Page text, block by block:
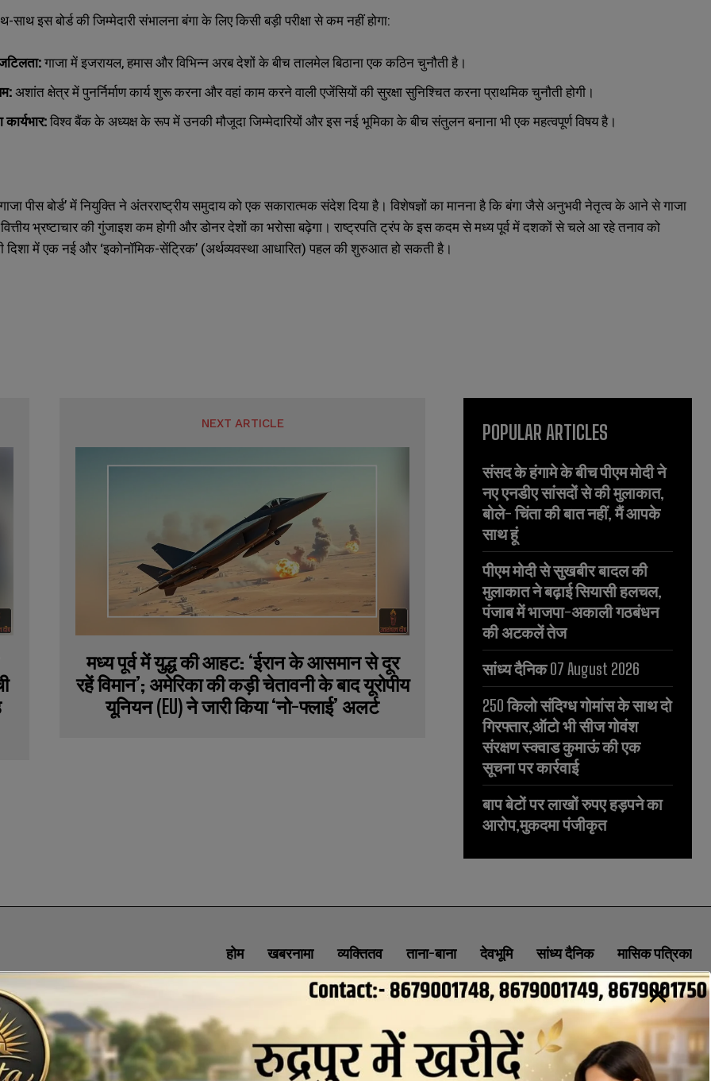
इस बोर्ड की जिम्मेदारी संभालना बंगा के लिए किसी बड़ी परीक्षा से कम नहीं होगा:
गाजा में इजरायल, हमास और विभिन्न अरब देशों के बीच तालमेल बिठाना एक कठिन चुनौती है।
अशांत क्षेत्र में पुनर्निर्माण कार्य शुरू करना और वहां काम करने वाली एजेंसियों की सुरक्षा सुनिश्चित करना प्राथमिक चुनौती होगी।
विश्व बैंक के अध्यक्ष के रूप में उनकी मौजूदा जिम्मेदारियों और इस नई भूमिका के बीच संतुलन बनाना भी एक महत्वपूर्ण विषय है।
पीस बोर्ड’ में नियुक्ति ने अंतरराष्ट्रीय समुदाय को एक सकारात्मक संदेश दिया है। विशेषज्ञों का मानना है कि बंगा जैसे अनुभवी नेतृत्व के आने से गाजा
वित्तीय भ्रष्टाचार की गुंजाइश कम होगी और डोनर देशों का भरोसा बढ़ेगा। राष्ट्रपति ट्रंप के इस कदम से मध्य पूर्व में दशकों से चले आ रहे तनाव को
दिशा में एक नई और ‘इकोनॉमिक-सेंट्रिक’ (अर्थव्यवस्था आधारित) पहल की शुरुआत हो सकती है।
NEXT ARTICLE
मध्य पूर्व में युद्ध की आहट: ‘ईरान के आसमान से दूर
रहें विमान’; अमेरिका की कड़ी चेतावनी के बाद यूरोपीय
यूनियन (EU) ने जारी किया ‘नो-फ्लाई’ अलर्ट
POPULAR ARTICLES
संसद के हंगामे के बीच पीएम मोदी ने
नए एनडीए सांसदों से की मुलाकात,
बोले- चिंता की बात नहीं, मैं आपके
साथ हूं
पीएम मोदी से सुखबीर बादल की
मुलाकात ने बढ़ाई सियासी हलचल,
पंजाब में भाजपा-अकाली गठबंधन
की अटकलें तेज
सांध्य दैनिक 07 August 2026
250 किलो संदिग्ध गोमांस के साथ दो
गिरफ्तार,ऑटो भी सीज गोवंश
संरक्षण स्क्वाड कुमाऊं की एक
सूचना पर कार्रवाई
बाप बेटों पर लाखों रुपए हड़पने का
आरोप,मुकदमा पंजीकृत
होम खबरनामा व्यक्तितव ताना-बाना देवभूमि सांध्य दैनिक मासिक पत्रिका
ABOUT CONTACT PRIVACY POLICY NEWSLETTER
CONTACT INFORMATION